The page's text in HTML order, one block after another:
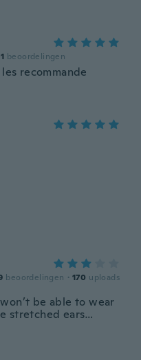
beoordelingen
recommande
beoordelingen · 170 uploads
be able to wear
stretched ears…